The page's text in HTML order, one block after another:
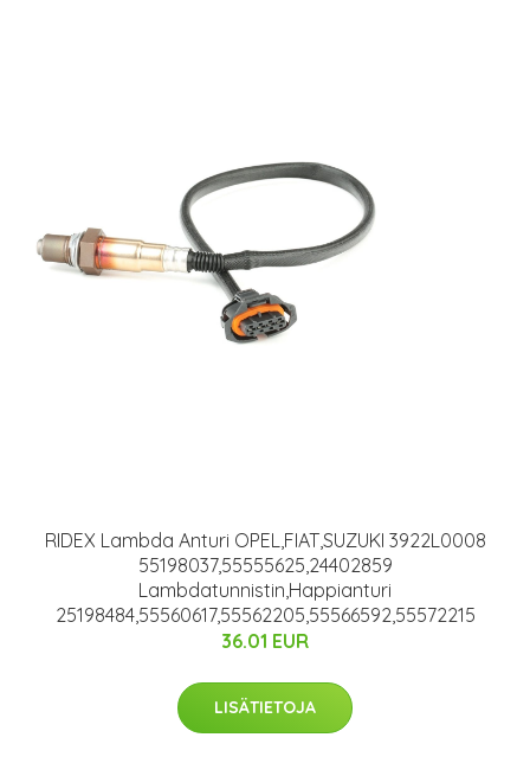
RIDEX Lambda Anturi OPEL,FIAT,SUZUKI 3922L0008
55198037,55555625,24402859
Lambdatunnistin,Happianturi
25198484,55560617,55562205,55566592,55572215
36.01 EUR
LISÄTIETOJA